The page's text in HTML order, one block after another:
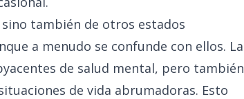
también de otros estados
a menudo se confunde con ellos. La
de salud mental, pero también
de vida abrumadoras. Esto